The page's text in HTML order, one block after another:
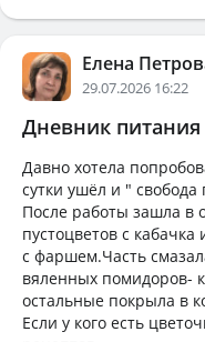
Елена
29.07.2026 16:22
Дневник питания
Давно хотела
сутки ушёл и " свобода
После работы зашла в
пустоцветов с
с фаршем.Часть
вяленных помидоров-
остальные покрыла в
Если у кого есть